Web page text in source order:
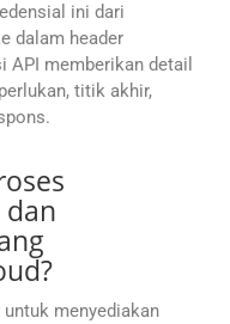
ini dari
dalam header
API memberikan detail
titik akhir,
menyediakan